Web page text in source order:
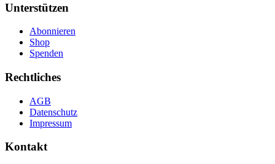
Unterstützen
Abonnieren
Shop
Spenden
Rechtliches
AGB
Datenschutz
Impressum
Kontakt